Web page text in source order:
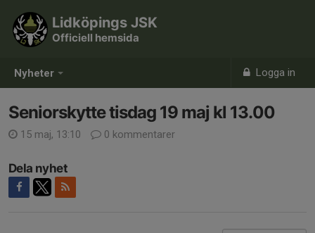
Nyheter Logga in
Lidköpings JSK
Officiell hemsida
Seniorskytte tisdag 19 maj kl 13.00
15 maj, 13:10 0 kommentarer
Dela nyhet